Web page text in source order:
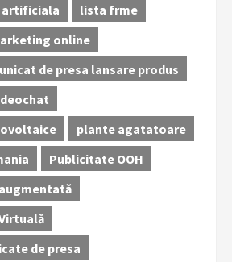
lista frme
online
de presa lansare produs
plante agatatoare
Publicitate OOH
de presa